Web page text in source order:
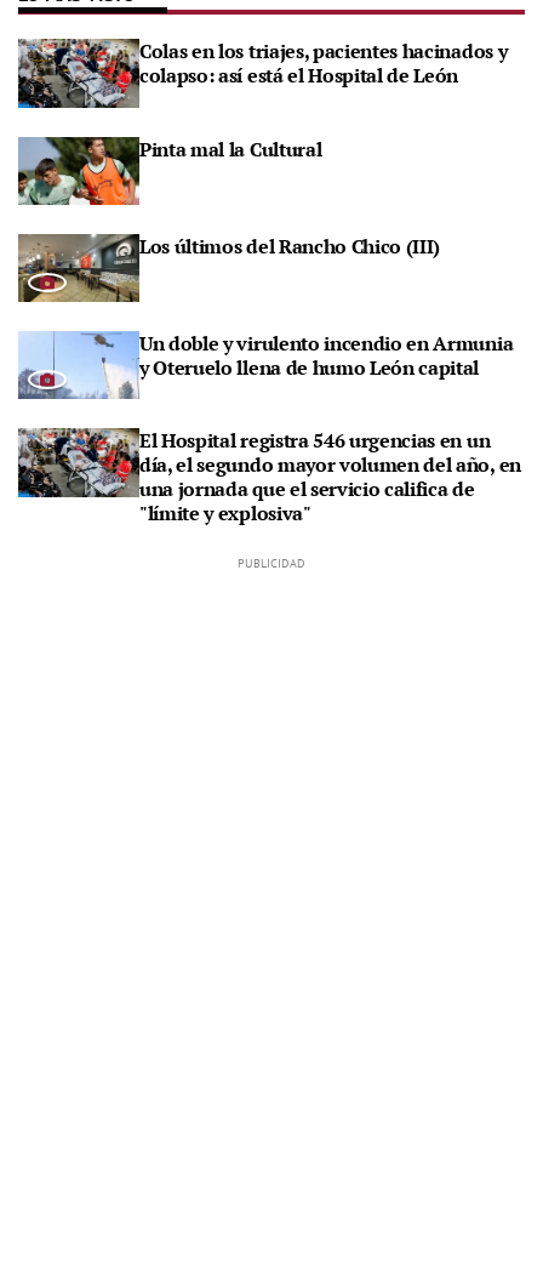
Colas en los triajes, pacientes hacinados y
colapso: así está el Hospital de León
Pinta mal la Cultural
Los últimos del Rancho Chico (III)
Un doble y virulento incendio en Armunia
y Oteruelo llena de humo León capital
El Hospital registra 546 urgencias en un
día, el segundo mayor volumen del año, en
una jornada que el servicio califica de
"límite y explosiva"